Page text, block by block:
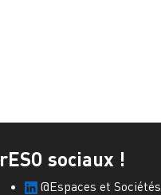
rESO sociaux !
@Espaces et Sociétés